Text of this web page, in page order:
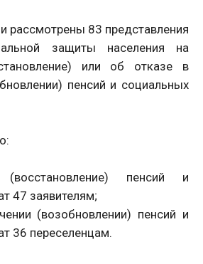
рассмотрены 83 представления
защиты населения на
или об отказе в
пенсий и социальных
пенсий и
47 заявителям;
(возобновлении) пенсий и
36 переселенцам.